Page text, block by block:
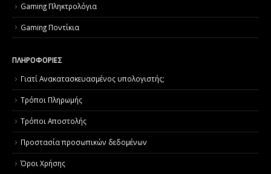
Gaming Πληκτρολόγια
Gaming Ποντίκια
ΠΛΗΡΟΦΟΡΙΕΣ
Γιατί Aνακατασκευασμένος υπολογιστής;
Τρόποι Πληρωμής
Τρόποι Αποστολής
Προστασία προσωπικών δεδομένων
Όροι Χρήσης